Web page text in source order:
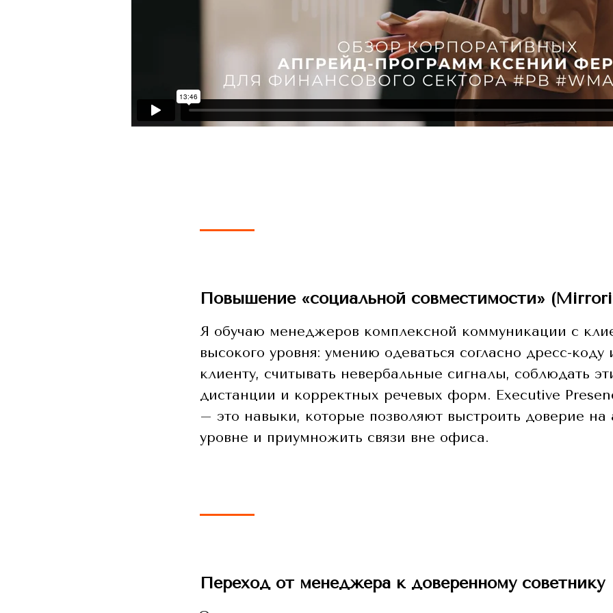
Повышение «социальной совместимости»
Я обучаю менеджеров комплексной коммуникации с
высокого уровня: умению одеваться согласно дресс-коду
клиенту, считывать невербальные сигналы, соблюдать
дистанции и корректных речевых форм. Executive
– это навыки, которые позволяют выстроить доверие на
уровне и приумножить связи вне офиса.
Переход от менеджера к доверенному советнику